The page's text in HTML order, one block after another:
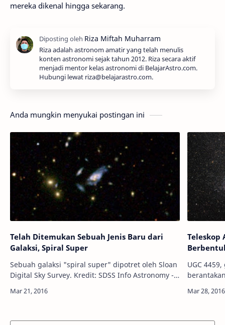
mereka dikenal hingga sekarang.
Riza adalah astronom amatir yang telah menulis
konten astronomi sejak tahun 2012. Riza secara aktif
menjadi mentor kelas astronomi di BelajarAstro.com.
Hubungi lewat riza@belajarastro.com.
Anda mungkin menyukai postingan ini
Telah Ditemukan Sebuah Jenis Baru dari
Galaksi, Spiral Super
Sebuah galaksi "spiral super" dipotret oleh Sloan
Digital Sky Survey. Kredit: SDSS Info Astronomy -
ditemukan para astron…
Teleskop
UGC
terkenal